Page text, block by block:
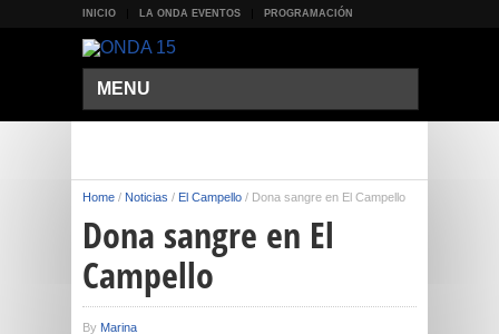
INICIO LA ONDA EVENTOS PROGRAMACIÓN
MENU
Home / Noticias / El Campello / Dona sangre en El Campello
Dona sangre en El
Campello
By Marina